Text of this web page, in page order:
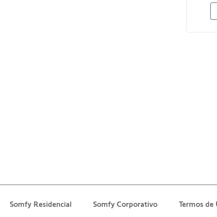
Somfy Residencial Somfy Corporativo Termos de